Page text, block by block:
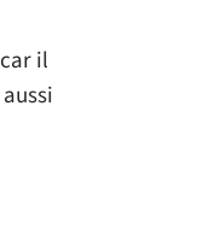
il